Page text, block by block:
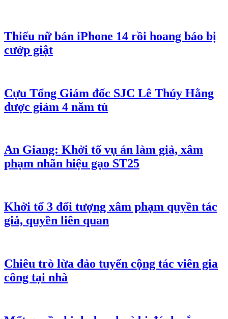
Thiếu nữ bán iPhone 14 rồi hoang báo bị
cướp giật
Cựu Tổng Giám đốc SJC Lê Thúy Hằng
được giảm 4 năm tù
An Giang: Khởi tố vụ án làm giả, xâm
phạm nhãn hiệu gạo ST25
Khởi tố 3 đối tượng xâm phạm quyền tác
giả, quyền liên quan
Chiêu trò lừa đảo tuyển cộng tác viên gia
công tại nhà